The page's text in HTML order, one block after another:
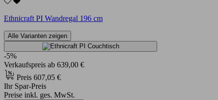
Ethnicraft PI Wandregal 196 cm
Alle Varianten zeigen
-5%
Verkaufspreis ab 639,00 €
Preis 607,05 €
Ihr Spar-Preis
Preise inkl. ges. MwSt.